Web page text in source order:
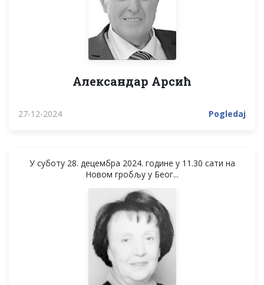
Александар Арсић
27-12-2024 Pogledaj
У суботу 28. децембра 2024. године у 11.30 сати на
Новом гробљу у Беог...